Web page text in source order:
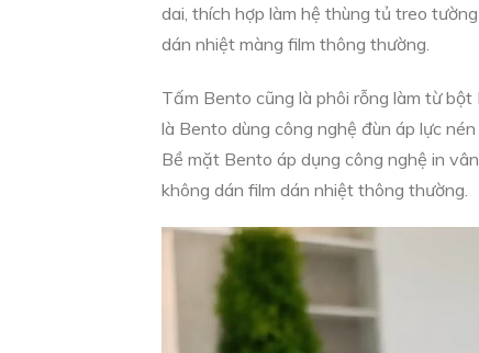
dai, thích hợp làm hệ thùng tủ treo
dán nhiệt màng film thông thường.
Tấm Bento cũng là phôi rỗng làm từ
là Bento dùng công nghệ đùn áp lực
Bề mặt Bento áp dụng công nghệ in
không dán film dán nhiệt thông thường.